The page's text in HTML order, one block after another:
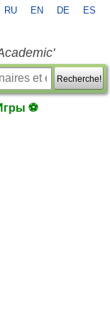
RU EN DE ES
Recherche!
⚽